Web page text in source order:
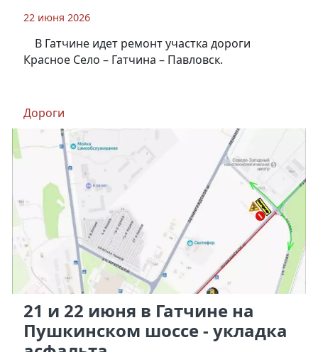
22 июня 2026
В Гатчине идет ремонт участка дороги
Красное Село – Гатчина – Павловск.
Дороги
21 и 22 июня в Гатчине на
Пушкинском шоссе - укладка